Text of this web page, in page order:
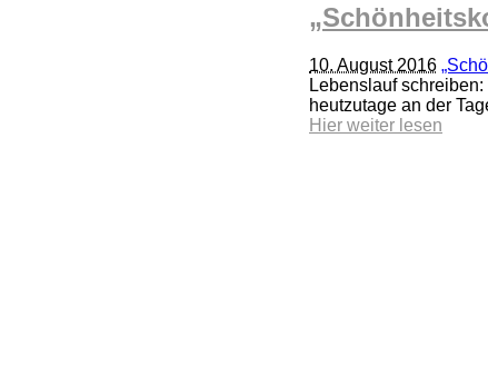
10. August 2016
Lebenslauf
heutzutage an der
Hier weiter lesen